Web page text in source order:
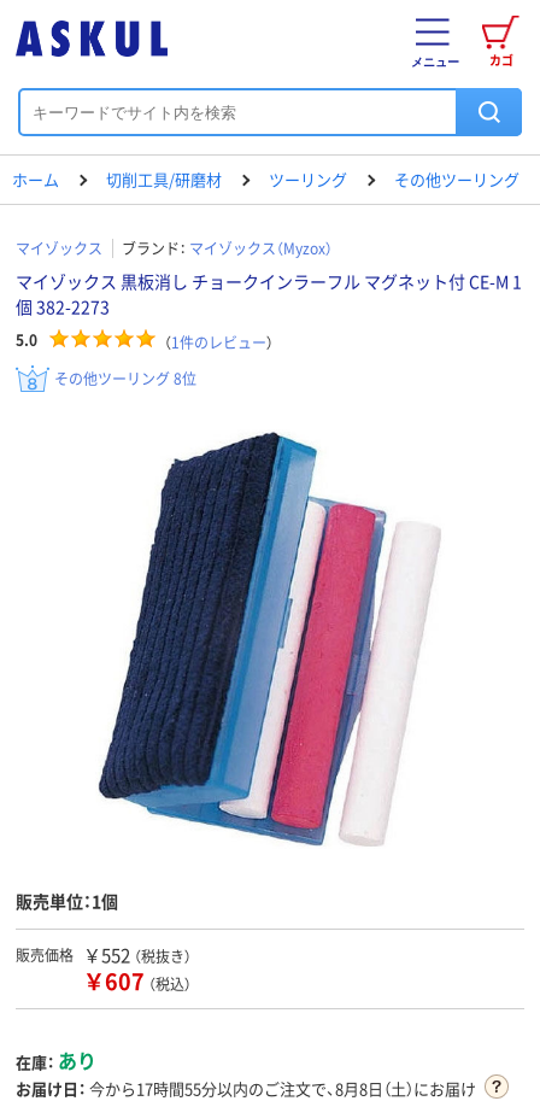
カゴ
メニュー
ホーム 切削工具/研磨材 ツーリング その他ツーリング
マイゾックス ブランド： マイゾックス（Myzox）
マイゾックス 黒板消し チョークインラーフル マグネット付 CE-M 1
個 382-2273
5.0 （1件のレビュー）
その他ツーリング 8位
販売単位：1個
販売価格 ￥552 （税抜き）
￥607 （税込）
在庫： あり
お届け日： 今から17時間55分以内のご注文で、8月8日（土）にお届け